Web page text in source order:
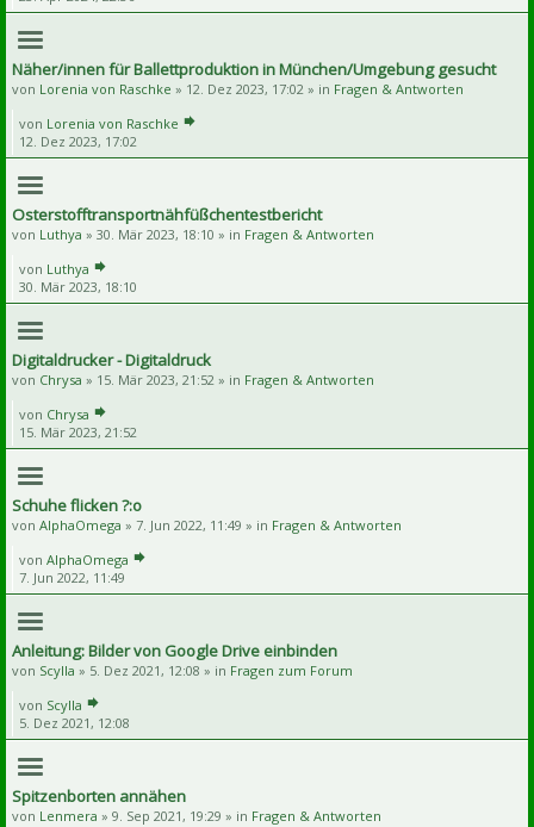
Näher/innen für Ballettproduktion in München/Umgebung gesucht
von Lorenia von Raschke » 12. Dez 2023, 17:02 » in Fragen & Antworten
von Lorenia von Raschke
12. Dez 2023, 17:02
Osterstofftransportnähfüßchentestbericht
von Luthya » 30. Mär 2023, 18:10 » in Fragen & Antworten
von Luthya
30. Mär 2023, 18:10
Digitaldrucker - Digitaldruck
von Chrysa » 15. Mär 2023, 21:52 » in Fragen & Antworten
von Chrysa
15. Mär 2023, 21:52
Schuhe flicken ?:o
von AlphaOmega » 7. Jun 2022, 11:49 » in Fragen & Antworten
von AlphaOmega
7. Jun 2022, 11:49
Anleitung: Bilder von Google Drive einbinden
von Scylla » 5. Dez 2021, 12:08 » in Fragen zum Forum
von Scylla
5. Dez 2021, 12:08
Spitzenborten annähen
von Lenmera » 9. Sep 2021, 19:29 » in Fragen & Antworten